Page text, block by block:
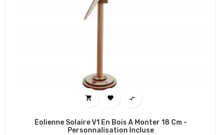
  
Éolienne Solaire V1 En Bois À Monter 18 Cm -
Personnalisation Incluse